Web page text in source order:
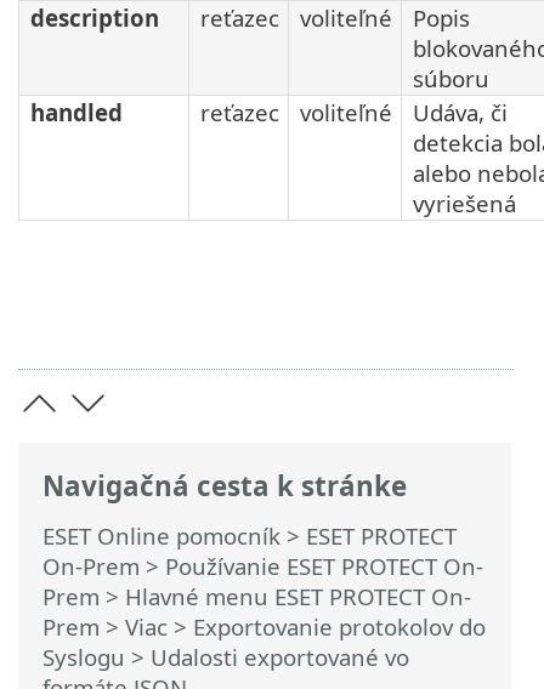
Navigačná cesta k stránke
ESET Online pomocník > ESET PROTECT
On-Prem > Používanie ESET PROTECT On-
Prem > Hlavné menu ESET PROTECT On-
Prem > Viac > Exportovanie protokolov do
Syslogu > Udalosti exportované vo
description
reťazec voliteľné
Popis
súboru
handled
reťazec voliteľné
Udáva, či
detekcia
alebo
vyriešená